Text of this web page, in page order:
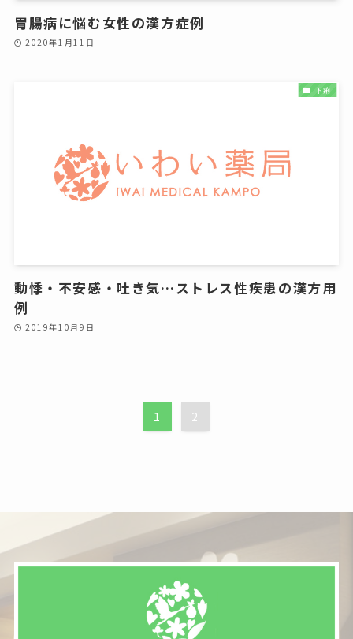
胃腸病に悩む女性の漢方症例
2020年1月11日
下痢
動悸・不安感・吐き気…ストレス性疾患の漢方用
例
2019年10月9日
1 2